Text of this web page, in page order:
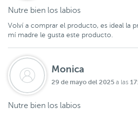
Nutre bien los labios
Volví a comprar el producto, es ideal la
mí madre le gusta este producto.
Monica
29 de mayo del 2025 a las
Nutre bien los labios